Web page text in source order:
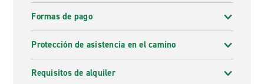
Formas de pago
Protección de asistencia en el camino
Requisitos de alquiler